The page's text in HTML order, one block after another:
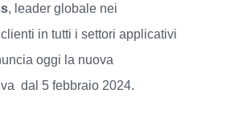
, leader globale nei
in tutti i settori applicativi
oggi la nuova
dal 5 febbraio 2024.